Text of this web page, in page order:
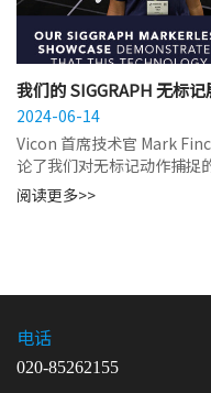
我们的 SIGGRAPH 无标记
表明，这项技术终于为主流
好了准备
2024-06-14
Vicon 首席技术官 Mark
论了我们对无标记动作捕捉
景在技术的世界里，大多数时
你可以成为第一，也可以成为
阅读更多>>
电话
020-85262155